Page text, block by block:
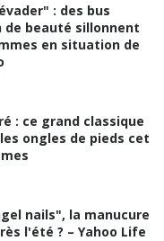
: des bus
beauté sillonnent
en situation de
: ce grand classique
ongles de pieds cet
nails", la manucure
l'été ? – Yahoo Life